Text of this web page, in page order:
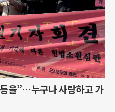
을”…누구나 사랑하고 가